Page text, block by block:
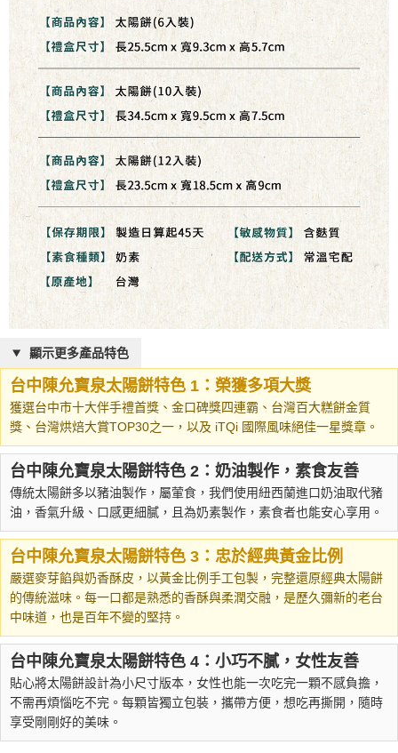
顯示更多產品特色
台中陳允寶泉太陽餅特色 1：榮獲多項大獎
獲選台中市十大伴手禮首獎、金口碑獎四連霸、台灣百大糕餅金質
獎、台灣烘焙大賞TOP30之一，以及 iTQi 國際風味絕佳一星獎章。
台中陳允寶泉太陽餅特色 2：奶油製作，素食友善
傳統太陽餅多以豬油製作，屬葷食，我們使用紐西蘭進口奶油取代豬
油，香氣升級、口感更細膩，且為奶素製作，素食者也能安心享用。
台中陳允寶泉太陽餅特色 3：忠於經典黃金比例
嚴選麥芽餡與奶香酥皮，以黃金比例手工包製，完整還原經典太陽餅
的傳統滋味。每一口都是熟悉的香酥與柔潤交融，是歷久彌新的老台
中味道，也是百年不變的堅持。
台中陳允寶泉太陽餅特色 4：小巧不膩，女性友善
貼心將太陽餅設計為小尺寸版本，女性也能一次吃完一顆不感負擔，
不需再煩惱吃不完。每顆皆獨立包裝，攜帶方便，想吃再撕開，隨時
享受剛剛好的美味。